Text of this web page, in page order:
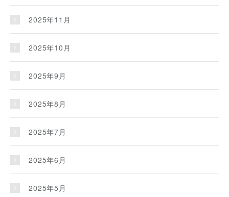
2025年11月
2025年10月
2025年9月
2025年8月
2025年7月
2025年6月
2025年5月